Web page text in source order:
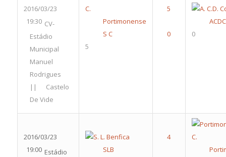
2016/03/23
19:30 CV-
Estádio
Municipal
Manuel
Rodrigues
|| Castelo
De Vide
Portimonense
S C
5
0
2016/03/23
19:00 Estádio
SLB